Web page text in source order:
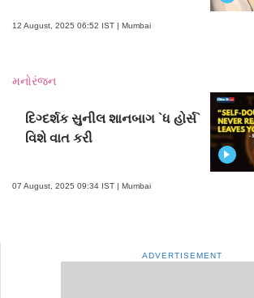
12 August, 2025 06:52 IST | Mumbai
મનોરંજન
દિગ્દર્શક સુનીલ શાનબાગ `ધ હોર્સ`
વિશે વાત કરી
07 August, 2025 09:34 IST | Mumbai
ADVERTISEMENT